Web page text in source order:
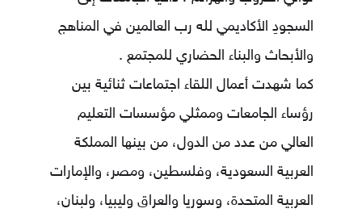
السجودِ الأكاديمي لله رب العالمين في المناهج
والأبحاث والبناء الحضاري للمجتمع .
كما شهدت أعمال اللقاء اجتماعات ثنائية بين
رؤساء الجامعات وممثلي مؤسسات التعليم
العالي من عدد من الدول، من بينها المملكة
العربية السعودية، وفلسطين، ومصر، والإمارات
العربية المتحدة، وسوريا والعراق وليبيا، ولبنان،